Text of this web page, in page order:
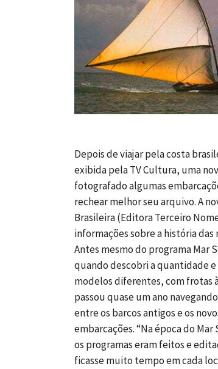
Depois de viajar pela costa
exibida pela TV Cultura, uma
fotografado algumas
rechear melhor seu arquivo. A
Brasileira (Editora Terceiro
informações sobre a história das
Antes mesmo do programa Mar
quando descobri a quantidade
modelos diferentes, com frotas
passou quase um ano
entre os barcos antigos e os
embarcações. “Na época do
os programas eram feitos e
ficasse muito tempo em cada